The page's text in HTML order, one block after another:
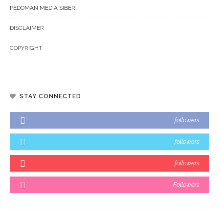
PEDOMAN MEDIA SIBER
DISCLAIMER
COPYRIGHT
STAY CONNECTED
followers
followers
followers
Followers